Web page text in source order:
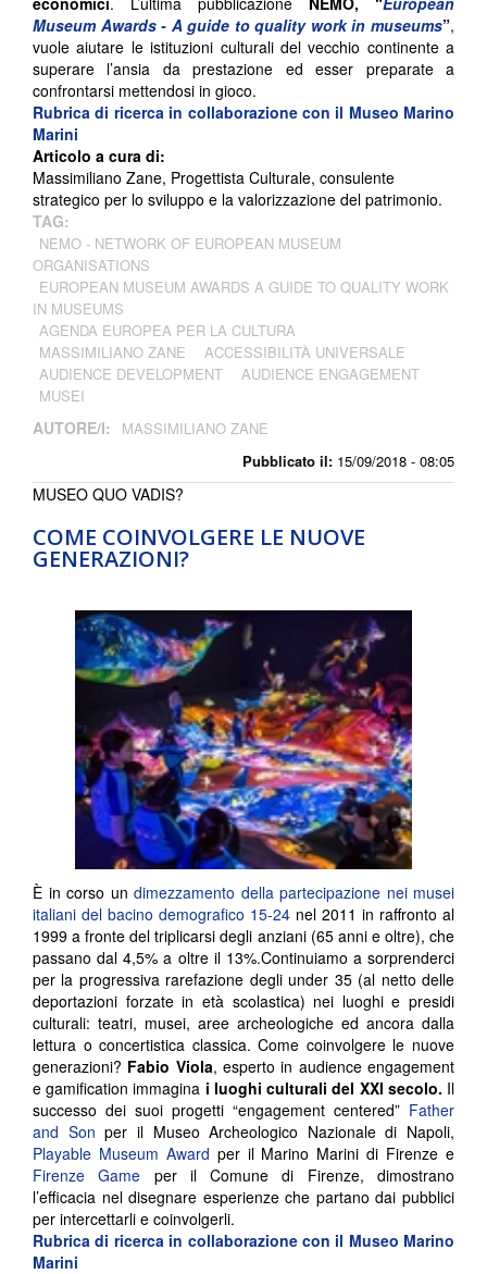
Pubblicato il: 15/09/2018 - 08:05
Museum Awards - A guide to quality work in museums”,
vuole aiutare le istituzioni culturali del vecchio continente a
superare l’ansia da prestazione ed esser preparate a
confrontarsi mettendosi in gioco.
Rubrica di ricerca in collaborazione con il Museo Marino
Marini
Articolo a cura di:
Massimiliano Zane, Progettista Culturale, consulente
strategico per lo sviluppo e la valorizzazione del patrimonio.
TAG:
NEMO - NETWORK OF EUROPEAN MUSEUM
ORGANISATIONS
EUROPEAN MUSEUM AWARDS A GUIDE TO QUALITY WORK
IN MUSEUMS
AGENDA EUROPEA PER LA CULTURA
MASSIMILIANO ZANE
ACCESSIBILITÀ UNIVERSALE
AUDIENCE DEVELOPMENT
AUDIENCE ENGAGEMENT
MUSEI
AUTORE/I: MASSIMILIANO ZANE
COME COINVOLGERE LE NUOVE
GENERAZIONI?
MUSEO QUO VADIS?
È in corso un dimezzamento della partecipazione nei musei
italiani del bacino demografico 15-24 nel 2011 in raffronto al
1999 a fronte del triplicarsi degli anziani (65 anni e oltre), che
passano dal 4,5% a oltre il 13%.Continuiamo a sorprenderci
per la progressiva rarefazione degli under 35 (al netto delle
deportazioni forzate in età scolastica) nei luoghi e presidi
culturali: teatri, musei, aree archeologiche ed ancora dalla
lettura o concertistica classica. Come coinvolgere le nuove
generazioni? Fabio Viola, esperto in audience engagement
e gamification immagina i luoghi culturali del XXI secolo. Il
successo dei suoi progetti “engagement centered” Father
and Son per il Museo Archeologico Nazionale di Napoli,
Playable Museum Award per il Marino Marini di Firenze e
Firenze Game per il Comune di Firenze, dimostrano
l’efficacia nel disegnare esperienze che partano dai pubblici
per intercettarli e coinvolgerli.
Rubrica di ricerca in collaborazione con il Museo Marino
Marini